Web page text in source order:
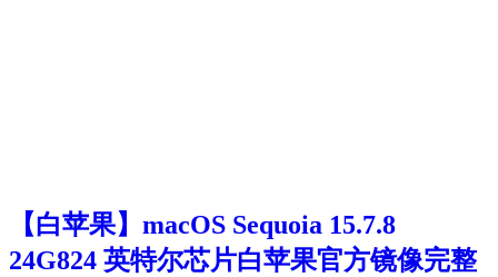
【白苹果】macOS Sequoia 15.7.8
24G824 英特尔芯片白苹果官方镜像完整